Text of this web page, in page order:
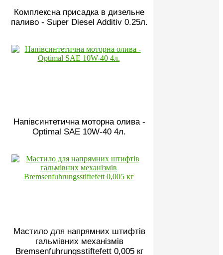
Комплексна присадка в дизельне
паливо - Super Diesel Additiv 0.25л.
Напівсинтетична моторна олива -
Optimal SAE 10W-40 4л.
Мастило для напрямних штифтів
гальмівних механізмів
Bremsenfuhrungsstiftefett 0,005 кг